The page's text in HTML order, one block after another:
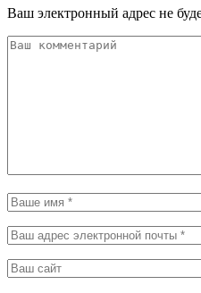
Ваш электронный адрес не